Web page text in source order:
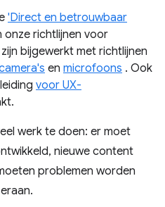
'Direct en betrouwbaar
richtlijnen voor
zijn bijgewerkt met richtlijnen
en microfoons . Ook
voor UX-
werk te doen: er moet
nieuwe content
problemen worden